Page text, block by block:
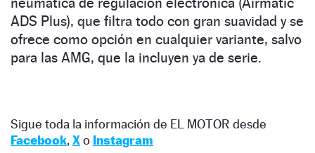
ADS Plus), que filtra todo con gran suavidad y se
ofrece como opción en cualquier variante, salvo
para las AMG, que la incluyen ya de serie.
Sigue toda la información de EL MOTOR desde
Facebook, Xo Instagram